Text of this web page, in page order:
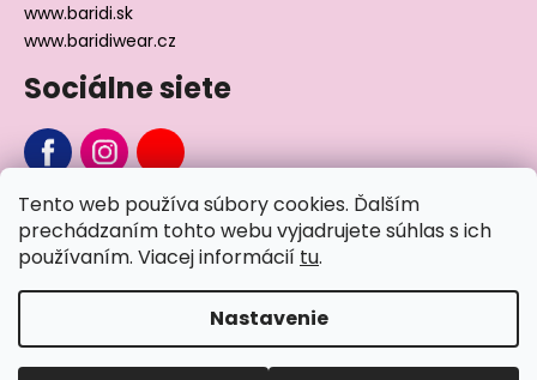
Tento web používa súbory cookies. Ďalším
prechádzaním tohto webu vyjadrujete súhlas s ich
používaním. Viacej informácií tu.
Nastavenie
www.baridi.sk
www.baridiwear.cz
Sociálne siete
Chcete sa nás na niečo opýtať?